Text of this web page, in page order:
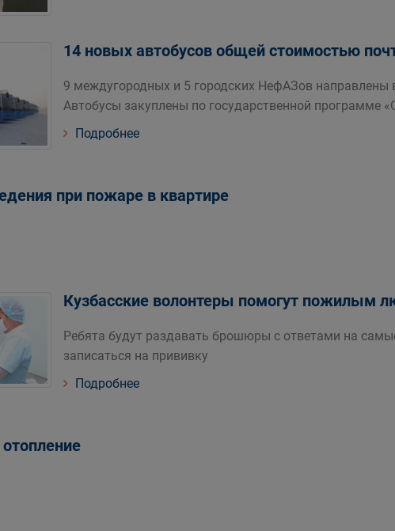
14 новых автобусов общей стоимостью
9 междугородных и 5 городских НефАЗов направлены
Автобусы закуплены по государственной программе
Подробнее
при пожаре в квартире
Кузбасские волонтеры помогут пожилым
Ребята будут раздавать брошюры с ответами на
записаться на прививку
Подробнее